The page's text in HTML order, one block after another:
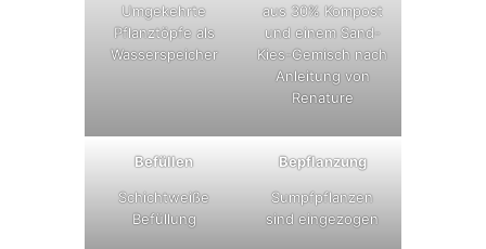
Umgekehrte
Pflanztöpfe als
Wasserspeicher
aus 30% Kompost
und einem Sand-
Kies-Gemisch nach
Anleitung von
Renature
Befüllen
Schichtweiße
Befüllung
Bepflanzung
Sumpfpflanzen
sind eingezogen